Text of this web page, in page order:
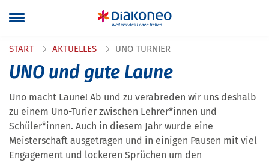
START AKTUELLES UNO TURNIER
UNO und gute Laune
Uno macht Laune! Ab und zu verabreden wir uns deshalb
zu einem Uno-Turier zwischen Lehrer*innen und
Schüler*innen. Auch in diesem Jahr wurde eine
Meisterschaft ausgetragen und in einigen Pausen mit viel
Engagement und lockeren Sprüchen um den